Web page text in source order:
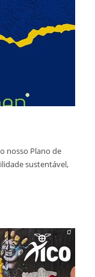
nosso Plano de
sustentável,